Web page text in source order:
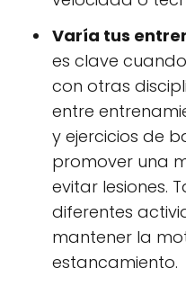
Varía tus
es clave
con otras
entre
y ejercicios de
promover una
evitar lesiones.
diferentes
mantener la
estancamiento.